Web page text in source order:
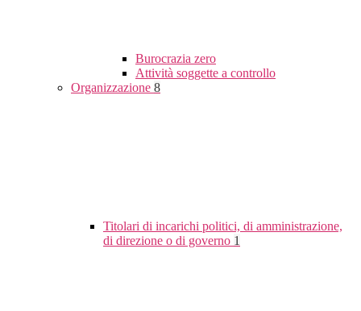
Burocrazia zero
Attività soggette a controllo
Organizzazione 8
Titolari di incarichi politici, di amministrazione,
di direzione o di governo 1